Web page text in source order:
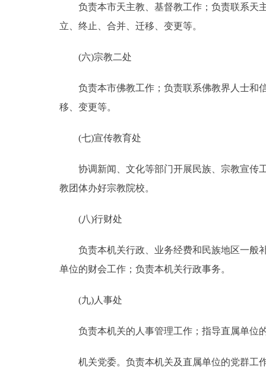
负责本市天主教、基督教工作；负责联系天主
立、终止、合并、迁移、变更等。
(六)宗教二处
负责本市佛教工作；负责联系佛教界人士和信
移、变更等。
(七)宣传教育处
协调新闻、文化等部门开展民族、宗教宣传工
教团体办好宗教院校。
(八)行财处
负责本机关行政、业务经费和民族地区一般补
单位的财会工作；负责本机关行政事务。
(九)人事处
负责本机关的人事管理工作；指导直属单位
机关党委。负责本机关及直属单位的党群工